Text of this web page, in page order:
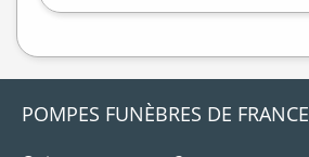
POMPES FUNÈBRES DE FRANCE